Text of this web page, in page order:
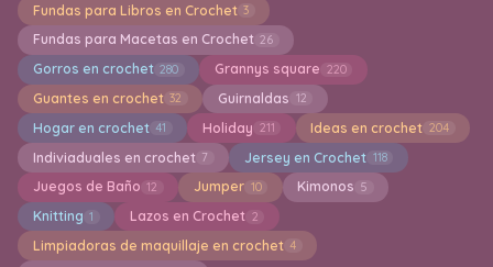
Fundas para Libros en Crochet 3
Fundas para Macetas en Crochet 26
Gorros en crochet 280 Grannys square 220
Guantes en crochet 32 Guirnaldas 12
Hogar en crochet 41 Holiday 211 Ideas en crochet 204
Indiviaduales en crochet 7 Jersey en Crochet 118
Juegos de Baño 12 Jumper 10 Kimonos 5
Knitting 1 Lazos en Crochet 2
Limpiadoras de maquillaje en crochet 4